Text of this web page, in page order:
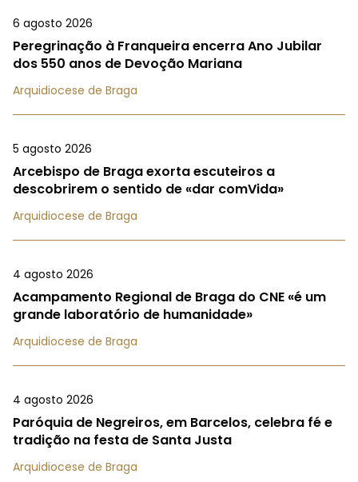
6 agosto 2026
Peregrinação à Franqueira encerra Ano Jubilar
dos 550 anos de Devoção Mariana
Arquidiocese de Braga
5 agosto 2026
Arcebispo de Braga exorta escuteiros a
descobrirem o sentido de «dar comVida»
Arquidiocese de Braga
4 agosto 2026
Acampamento Regional de Braga do CNE «é um
grande laboratório de humanidade»
Arquidiocese de Braga
4 agosto 2026
Paróquia de Negreiros, em Barcelos, celebra fé e
tradição na festa de Santa Justa
Arquidiocese de Braga